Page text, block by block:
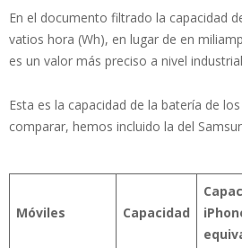
En el documento filtrado la capacidad
vatios hora (Wh), en lugar de en
es un valor más preciso a nivel
Esta es la capacidad de la batería de
comparar, hemos incluido la del
Móviles Capacidad